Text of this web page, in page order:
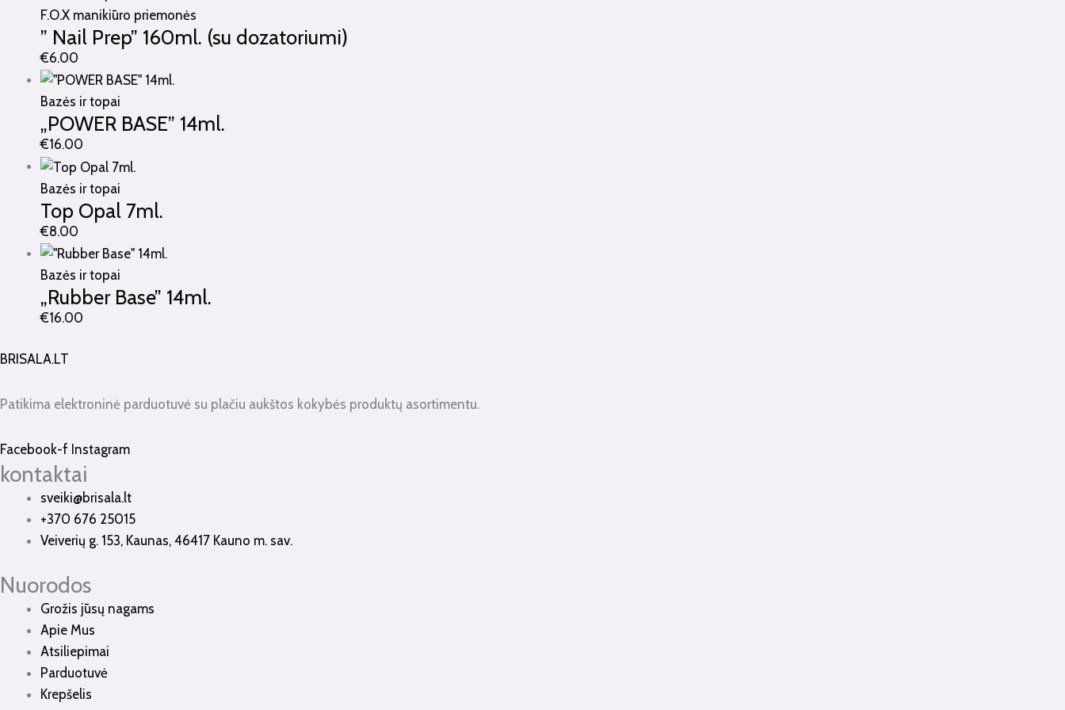
F.O.X manikiūro priemonės
” Nail Prep” 160ml. (su dozatoriumi)
€6.00
Bazės ir topai
„POWER BASE” 14ml.
€16.00
Bazės ir topai
Top Opal 7ml.
€8.00
Bazės ir topai
„Rubber Base” 14ml.
€16.00
BRISALA.LT
Patikima elektroninė parduotuvė su plačiu aukštos kokybės produktų asortimentu.
Facebook-f Instagram
kontaktai
sveiki@brisala.lt
+370 676 25015
Veiverių g. 153, Kaunas, 46417 Kauno m. sav.
Nuorodos
Grožis jūsų nagams
Apie Mus
Atsiliepimai
Parduotuvė
Krepšelis